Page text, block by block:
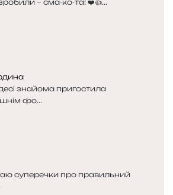
– сма-ко-та! ❤️👍...
знайома пригостила
фо...
суперечки про правильний